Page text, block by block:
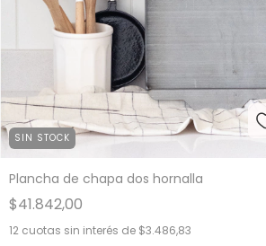
SIN STOCK
Plancha de chapa dos hornalla
$41.842,00
12 cuotas sin interés de $3.486,83